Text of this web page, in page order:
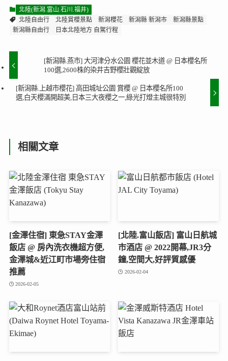
北陸(新潟.富山.石川.福井)
北陸自由行
北陸賞櫻景點 新潟櫻花 新潟縣 新潟市
新潟縣景點
新潟縣自由行
日本北陸地方 自駕行程
[新潟縣.燕市] 大河津分水公園 櫻花並木道 @ 日本櫻名所
100選,2600株的染井吉野櫻壯觀綻放
[新潟縣.上越市櫻花] 高田城址公園 賞櫻 @ 日本櫻名所100
選,白天櫻滿開超美,日本三大夜櫻之一,綠光打燈主城很特別
相關文章
[金澤住宿] 東急STAY金澤
飯店 @ 房內洗衣機超方便,
金澤城&近江町市場旁住宿
推薦
2026-02-05
[北陸.富山飯店] 富山日航城
市酒店 @ 2022開幕,JR3分
鐘,空間大,好評質感優
2026-02-04